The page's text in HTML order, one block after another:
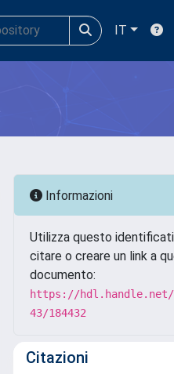
IT
Informazioni
Utilizza questo
citare o creare un link a
documento:
https://hdl.handle.net/
43/184432
Citazioni